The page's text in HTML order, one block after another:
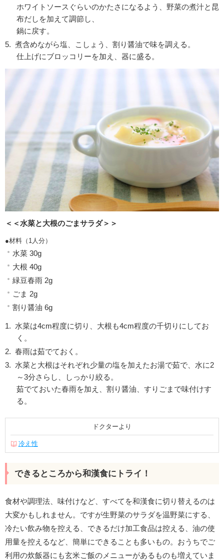
ホワイトソースぐらいのかたさになるよう、野菜の煮汁と昆
布だしを加えて調節し、
鍋に戻す。
煮含めながら塩、こしょう、割り醤油で味を調える。
仕上げにブロッコリーを加え、器に盛る。
＜＜水菜と大根のごまサラダ＞＞
●材料（1人分）
水菜 30g
大根 40g
緑豆春雨 2g
ごま 2g
割り醤油 6g
水菜は4cm程度に切り、大根も4cm程度の千切りにしてお
く。
春雨は茹でておく。
水菜と大根はそれぞれ少量の塩を加えたお湯で茹で、水に2
～3分さらし、しっかり絞る。
茹でておいた春雨を加え、割り醤油、すりごまで味付けす
る。
ドクターより
冷え性
できるところから和漢食にトライ！
食材や調理法、味付けなど、すべてを和漢食に切り替えるのは
大変かもしれません。ですが生野菜のサラダを温野菜にする、
冷たい飲み物を控える、できるだけ加工食品は控える、油の使
用量を控えるなど、簡単にできることも多いもの。おうちでご
利用の炊飯器にも玄米ご飯のメニューがあるものも増えていま